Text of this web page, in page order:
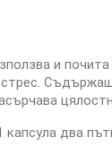
и
капсула два